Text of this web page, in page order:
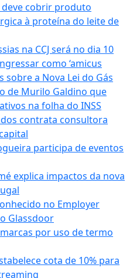
cobrir produto
à proteína do leite de
na CCJ será no dia 10
como ‘amicus
sobre a Nova Lei do Gás
de Murilo Galdino que
na folha do INSS
contrata consultora
participa de eventos
explica impactos da nova
no Employer
Glassdoor
por uso de termo
cota de 10% para